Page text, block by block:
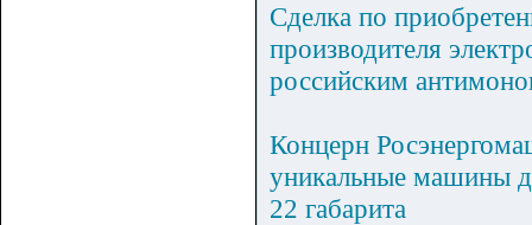
Сделка по
производителя
российским
Концерн
уникальные машины
22 габарита